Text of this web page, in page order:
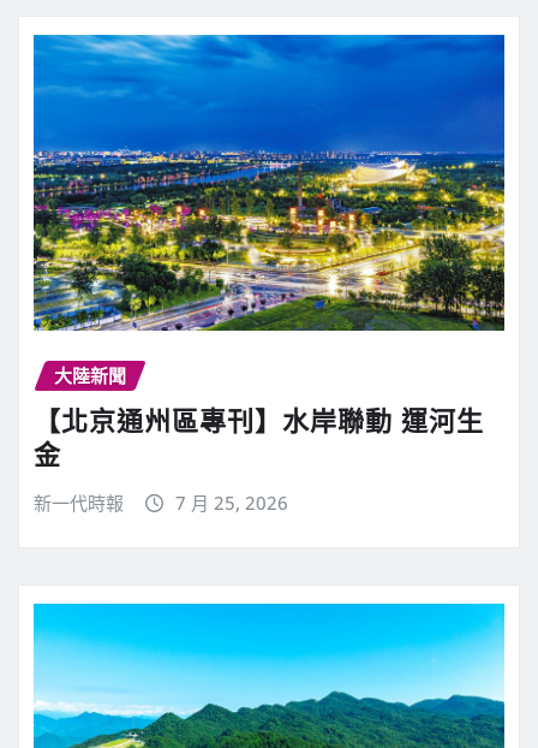
大陸新聞
【北京通州區專刊】水岸聯動 運河生
金
新一代時報 7 月 25, 2026